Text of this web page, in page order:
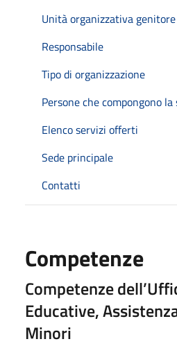
Unità organizzativa genitore
Responsabile
Tipo di organizzazione
Persone che compongono
Elenco servizi offerti
Sede principale
Contatti
Competenze
Competenze
Educative,
Minori